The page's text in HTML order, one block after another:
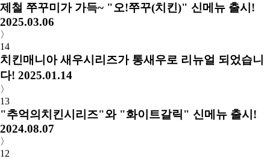
제철 쭈꾸미가 가득~ "오!쭈꾸(치킨)" 신메뉴 출시!
2025.03.06
〉
14
치킨매니아 새우시리즈가 통새우로 리뉴얼 되었습니
다! 2025.01.14
〉
13
"추억의치킨시리즈"와 "화이트갈릭" 신메뉴 출시!
2024.08.07
〉
12